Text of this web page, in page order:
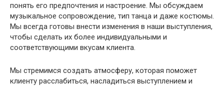
понять его предпочтения и настроение. Мы обсуждаем
музыкальное сопровождение, тип танца и даже костюмы.
Мы всегда готовы внести изменения в наши выступления,
чтобы сделать их более индивидуальными и
соответствующими вкусам клиента.
Мы стремимся создать атмосферу, которая поможет
клиенту расслабиться, насладиться выступлением и